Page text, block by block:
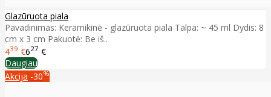
Glazūruota piala
Pavadinimas: Keramikinė - glazūruota piala Talpa: ~ 45 ml Dydis: 8
cm x 3 cm Pakuotė: Be iš..
439 €627 €
Daugiau
Akcija -30%